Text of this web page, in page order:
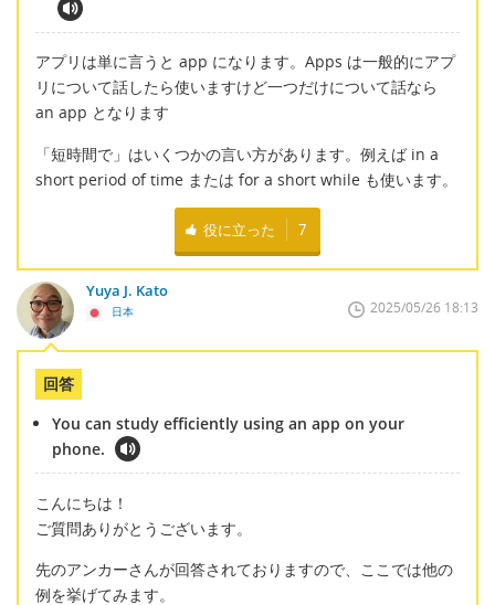
アプリは単に言うと app になります。Apps は一般的にアプ
リについて話したら使いますけど一つだけについて話なら
an app となります
「短時間で」はいくつかの言い方があります。例えば in a
short period of time または for a short while も使います。
役に立った 7
Yuya J. Kato
日本 2025/05/26 18:13
回答
You can study efficiently using an app on your
phone.
こんにちは！
ご質問ありがとうございます。
先のアンカーさんが回答されておりますので、ここでは他の
例を挙げてみます。